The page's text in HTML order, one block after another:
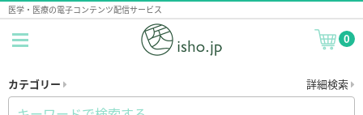
医学・医療の電子コンテンツ配信サービス
0
カテゴリー 詳細検索